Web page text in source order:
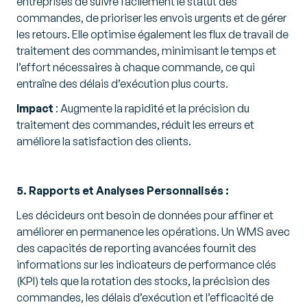
commandes, de prioriser les envois urgents et de gérer
les retours. Elle optimise également les flux de travail de
traitement des commandes, minimisant le temps et
l’effort nécessaires à chaque commande, ce qui
entraîne des délais d’exécution plus courts.
Impact : Augmente la rapidité et la précision du
traitement des commandes, réduit les erreurs et
améliore la satisfaction des clients.
5. Rapports et Analyses Personnalisés :
Les décideurs ont besoin de données pour affiner et
améliorer en permanence les opérations. Un WMS avec
des capacités de reporting avancées fournit des
informations sur les indicateurs de performance clés
(KPI) tels que la rotation des stocks, la précision des
commandes, les délais d’exécution et l’efficacité de